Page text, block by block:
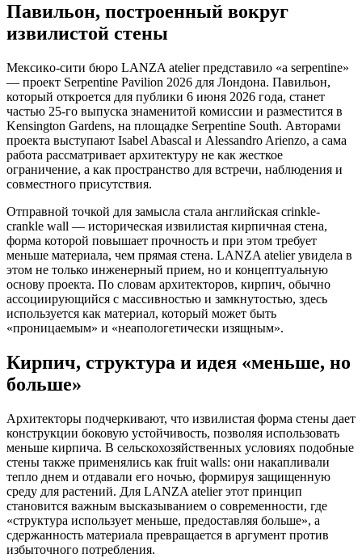
Павильон, построенный вокруг
извилистой стены
Мексикo-сити бюро LANZA atelier представило «a serpentine»
— проект Serpentine Pavilion 2026 для Лондона. Павильон,
который откроется для публики 6 июня 2026 года, станет
частью 25-го выпуска знаменитой комиссии и разместится в
Kensington Gardens, на площадке Serpentine South. Авторами
проекта выступают Isabel Abascal и Alessandro Arienzo, а сама
работа рассматривает архитектуру не как жесткое
ограничение, а как пространство для встречи, наблюдения и
совместного присутствия.
Отправной точкой для замысла стала английская crinkle-
crankle wall — историческая извилистая кирпичная стена,
форма которой повышает прочность и при этом требует
меньше материала, чем прямая стена. LANZA atelier увидела в
этом не только инженерный прием, но и концептуальную
основу проекта. По словам архитекторов, кирпич, обычно
ассоциирующийся с массивностью и замкнутостью, здесь
используется как материал, который может быть
«проницаемым» и «неапологетически изящным».
Кирпич, структура и идея «меньше, но
больше»
Архитекторы подчеркивают, что извилистая форма стены дает
конструкции боковую устойчивость, позволяя использовать
меньше кирпича. В сельскохозяйственных условиях подобные
стены также применялись как fruit walls: они накапливали
тепло днем и отдавали его ночью, формируя защищенную
среду для растений. Для LANZA atelier этот принцип
становится важным высказыванием о современности, где
«структура использует меньше, предоставляя больше», а
сдержанность материала превращается в аргумент против
избыточного потребления.